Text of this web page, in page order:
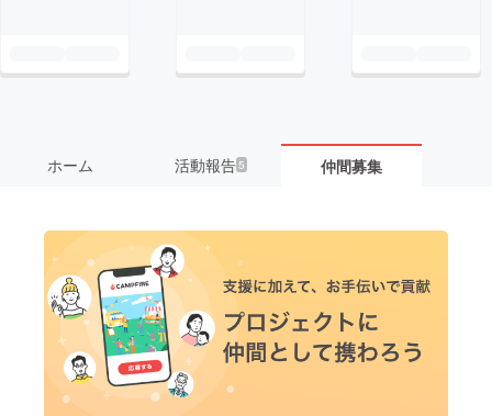
ホーム 活動報告5 仲間募集